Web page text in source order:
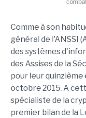
Comme à son
général de l'ANSSI
des systèmes
des Assises de la
pour leur quinzième
octobre 2015. A
spécialiste de la
premier bilan de la